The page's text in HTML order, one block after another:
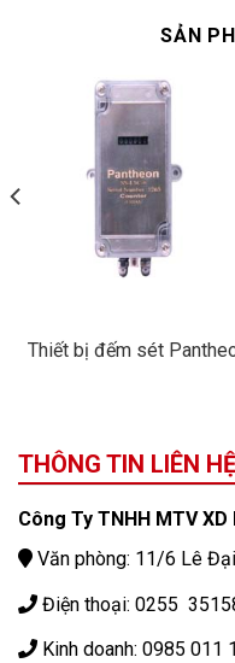
SẢN
Thiết bị đếm sét
THÔNG TIN LIÊN HỆ
Công Ty TNHH MTV
Văn phòng: 11/6 Lê Đại
Điện thoại: 0255
Kinh doanh: 0985